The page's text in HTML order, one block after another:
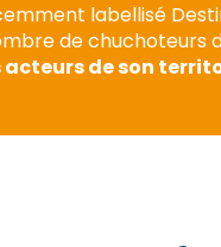
labellisé
de chuchoteurs
de son